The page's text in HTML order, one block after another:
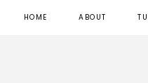
HOME ABOUT